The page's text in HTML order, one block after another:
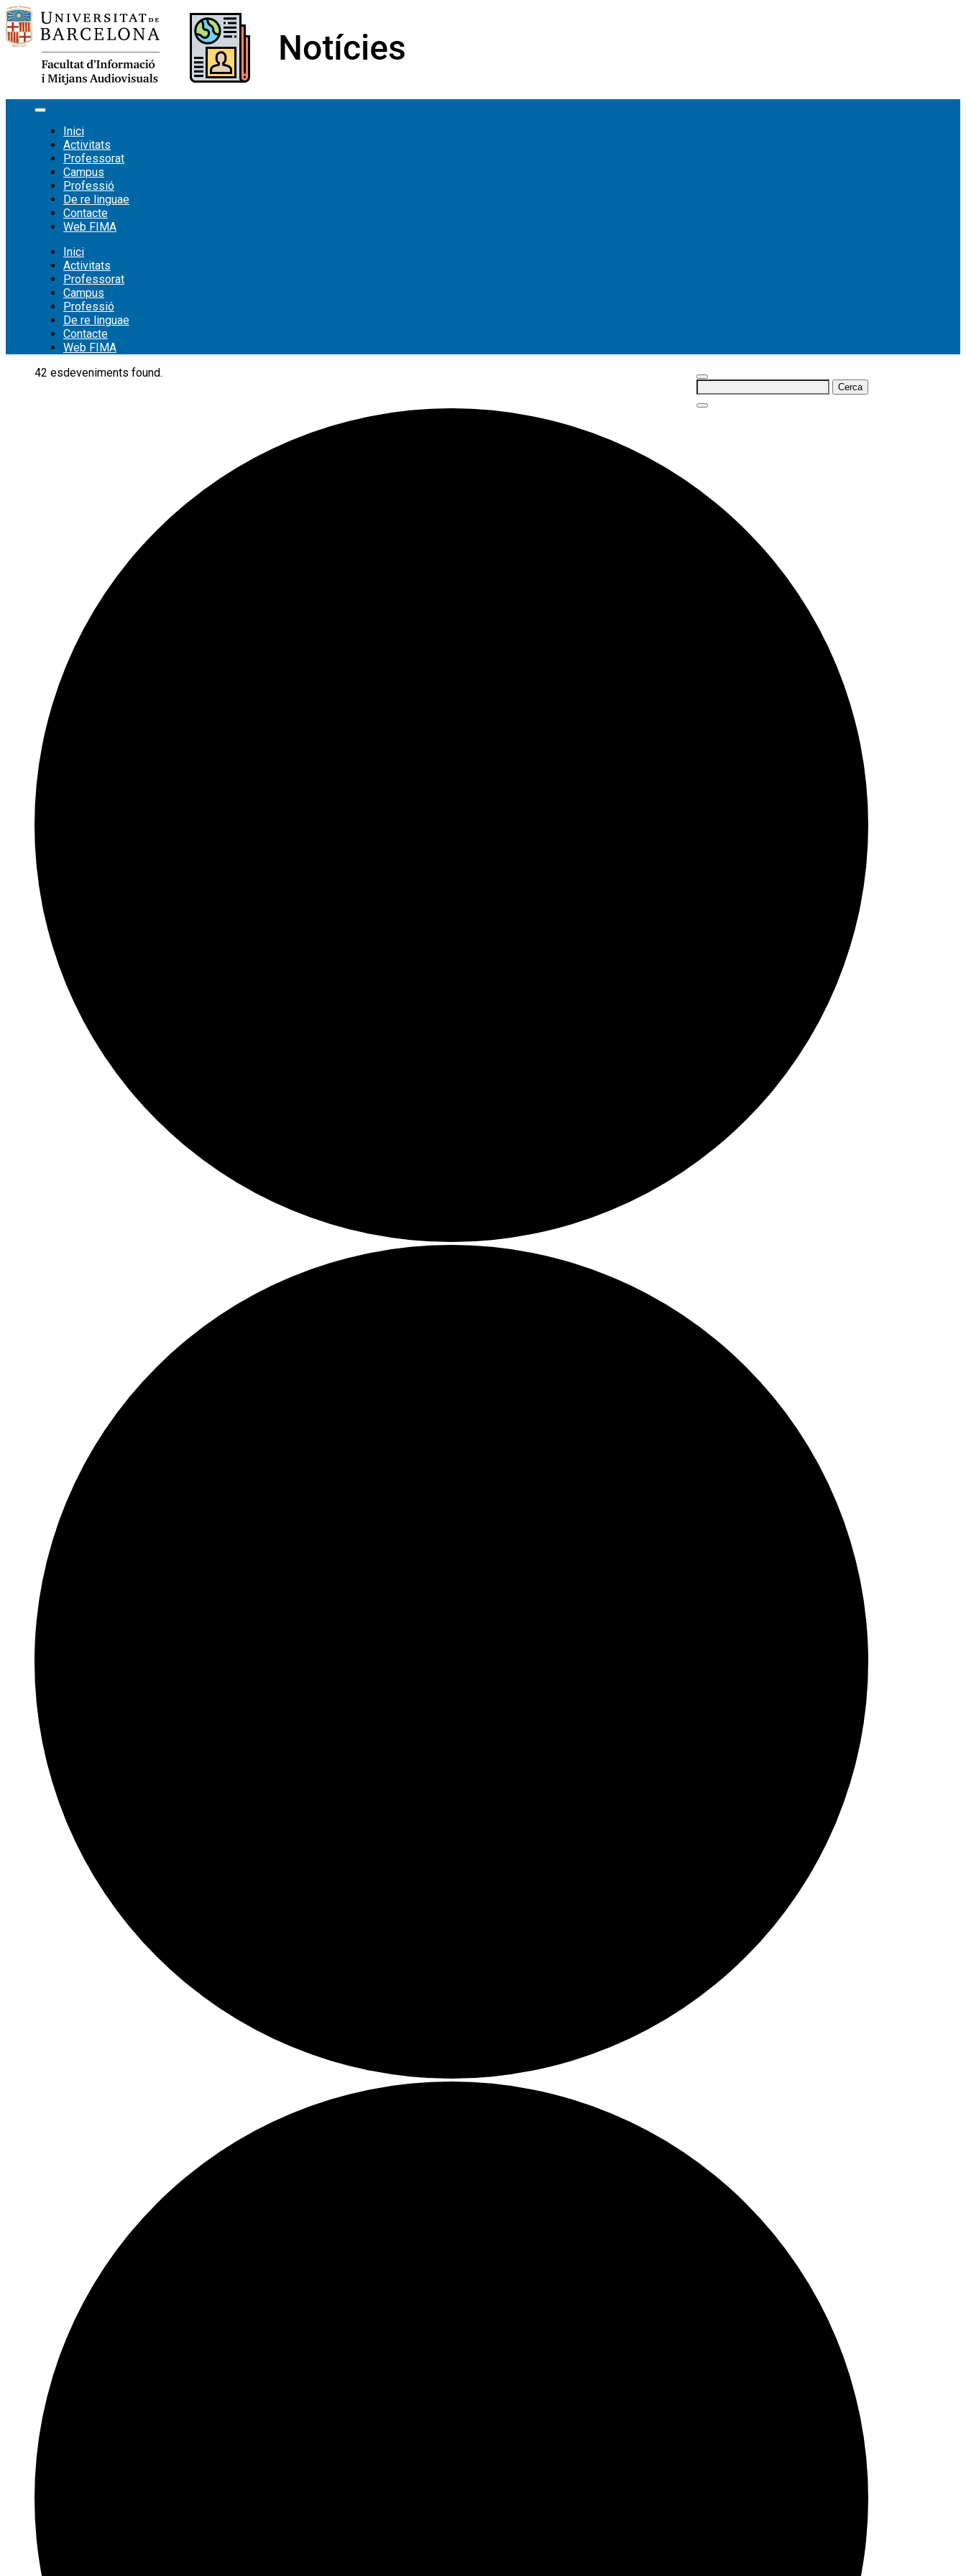
Vés
al
contingut
Inici
Activitats
Professorat
Campus
Professió
De re linguae
Contacte
Web FIMA
Inici
Activitats
Professorat
Campus
Professió
De re linguae
Contacte
Web FIMA
Cerca:
42 esdeveniments found.